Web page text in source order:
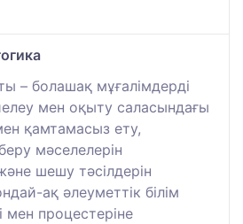
– болашақ мұғалімдерді
мен оқыту саласындағы
қамтамасыз ету,
мәселелерін
шешу тәсілдерін
ақ әлеуметтік білім
мен процестеріне